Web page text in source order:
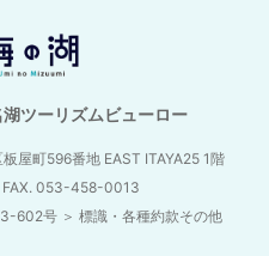
ツーリズムビューロー
屋町596番地 EAST ITAYA25 1階
053-458-0013
3-602号 ＞ 標識・各種約款その他